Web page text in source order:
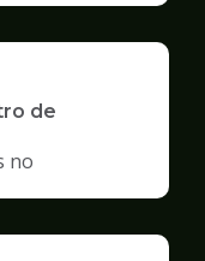
de
no